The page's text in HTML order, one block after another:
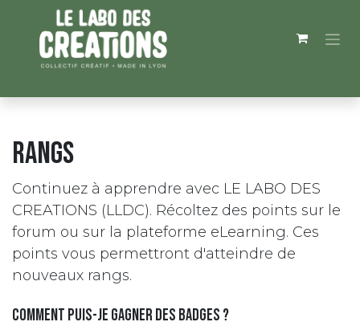
Se rendre au contenu
Rangs
Continuez à apprendre avec LE LABO DES
CREATIONS (LLDC). Récoltez des points sur le
forum ou sur la plateforme eLearning. Ces
points vous permettront d'atteindre de
nouveaux rangs.
Comment puis-je gagner des badges ?